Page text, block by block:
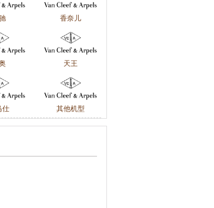
香奈儿
天王
仕 其他机型